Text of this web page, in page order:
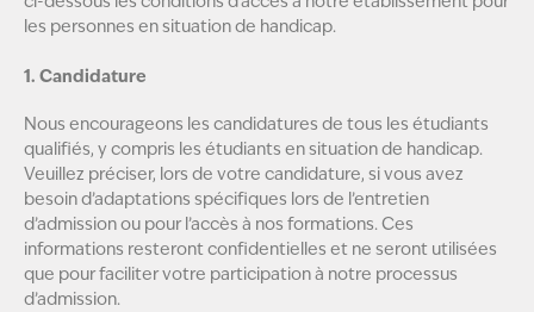
les personnes en situation de handicap.
1. Candidature
Nous encourageons les candidatures de tous les étudiants
qualifiés, y compris les étudiants en situation de handicap.
Veuillez préciser, lors de votre candidature, si vous avez
besoin d’adaptations spécifiques lors de l’entretien
d’admission ou pour l’accès à nos formations. Ces
informations resteront confidentielles et ne seront utilisées
que pour faciliter votre participation à notre processus
d’admission.